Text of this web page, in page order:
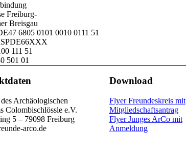
Freiburg-
Breisgau
6805 0101 0010 0111 51
111 51
501 01
Archäologischen
Colombischlössle e.V.
5 – 79098 Freiburg
arco.de
Download
Flyer Freundeskreis mit
Mitgliedschaftsantrag
Flyer Junges ArCo mit
Anmeldung